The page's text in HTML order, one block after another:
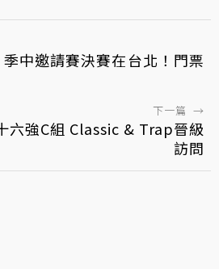
季中邀請賽決賽在台北！門票
下一篇 →
六強C組 Classic & Trap晉級
訪問